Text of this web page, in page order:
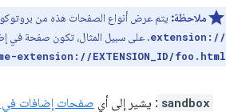
ملاحظة: يتم عرض أنواع الصفحات هذه من
extension://. على سبيل المثال، تكون صفحة في
extension://EXTENSION_ID/foo.html
sandbox : يشير إلى أي صفحات إضافات في